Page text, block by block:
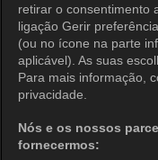
retirar o consentimento
ligação Gerir
(ou no ícone na parte
aplicável). As suas
Para mais informação,
privacidade.
Nós e os nossos
fornecermos: